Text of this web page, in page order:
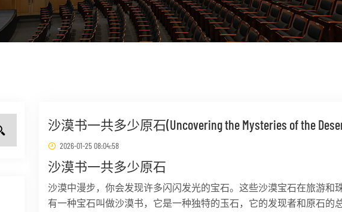
沙漠书一共多少原石(Uncovering the Mysteries of the
2026-01-25 08:04:58
沙漠书一共多少原石
沙漠中漫步，你会发现许多闪闪发光的宝石。这些沙漠宝石在旅游和
有一种宝石叫做沙漠书，它是一种独特的玉石，它的发现者和原石的